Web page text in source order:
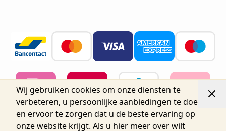
Wij gebruiken cookies om onze diensten te
verbeteren, u persoonlijke aanbiedingen te doen
en ervoor te zorgen dat u de beste ervaring op
onze website krijgt. Als u hier meer over wilt